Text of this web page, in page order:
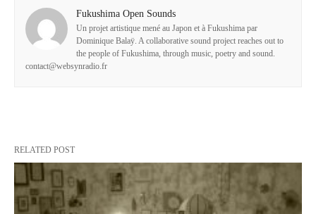
Fukushima Open Sounds
Un projet artistique mené au Japon et à Fukushima par
Dominique Balaÿ. A collaborative sound project reaches out to
the people of Fukushima, through music, poetry and sound.
contact@websynradio.fr
RELATED POST